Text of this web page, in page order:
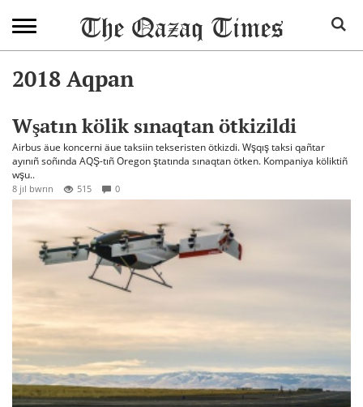
2018 Aqpan
Wşatın kölik sınaqtan ötkizildi
Airbus äue koncerni äue taksiin tekseristen ötkizdi. Wşqış taksi qañtar
ayınıñ soñında AQŞ-tıñ Oregon ştatında sınaqtan ötken. Kompaniya köliktiñ
wşu..
8 jıl bwrın 515 0